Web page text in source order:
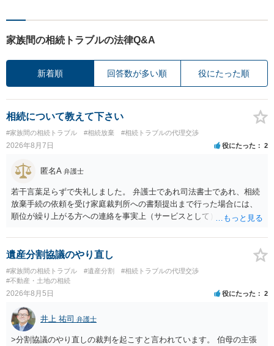
家族間の相続トラブルの法律Q&A
新着順 回答数が多い順 役にたった順
相続について教えて下さい
#家族間の相続トラブル #相続放棄 #相続トラブルの代理交渉
2026年8月7日 役にたった 2
匿名A 弁護士
若干言葉足らずで失礼しました。 弁護士であれ司法書士であれ、相続
放棄手続の依頼を受け家庭裁判所への書類提出まで行った場合には、
順位が繰り上がる方への連絡を事実上（サービスとして）行うことは
できない、という意味でした。
遺産分割協議のやり直し
#家族間の相続トラブル #遺産分割
#相続トラブルの代理交渉
#不動産・土地の相続
2026年8月5日 役にたった 2
井上 祐司 弁護士
>分割協議のやり直しの裁判を起こすと言われています。 伯母の主張